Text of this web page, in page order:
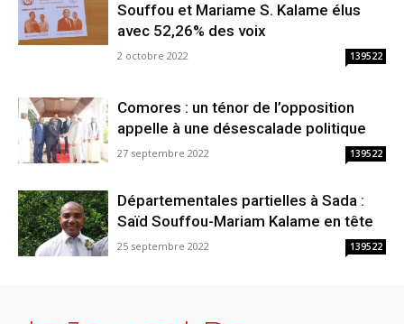
Souffou et Mariame S. Kalame élus
avec 52,26% des voix
2 octobre 2022 139522
Comores : un ténor de l’opposition
appelle à une désescalade politique
27 septembre 2022 139522
Départementales partielles à Sada :
Saïd Souffou-Mariam Kalame en tête
25 septembre 2022 139522